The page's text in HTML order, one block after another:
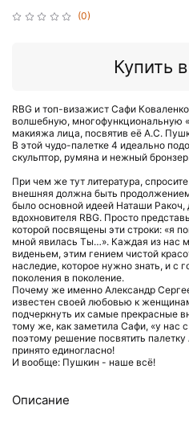
(0)
Купить
RBG и топ-визажист Сафи
волшебную, многофункциональную
макияжа лица, посвятив её А.С.
В этой чудо-палетке 4 идеально
скульптор, румяна и нежный бронзер.
При чем же тут литература,
внешняя должна быть
было основной идеей Наташи Ракоч,
вдохновителя RBG. Просто
которой посвящены эти строки: «я
мной явилась Ты…». Каждая из нас
виденьем, этим гением чистой
наследие, которое нужно знать, и с
поколения в поколение.
Почему же именно Александр
известен своей любовью к
подчеркнуть их самые прекрасные
тому же, как заметила Сафи, «у нас
поэтому решение посвятить
принято единогласно!
И вообще: Пушкин - наше всё!
Описание